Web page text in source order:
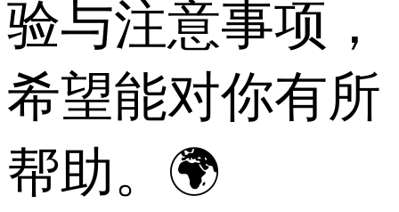
验与注意事项，
希望能对你有所
帮助。🌍